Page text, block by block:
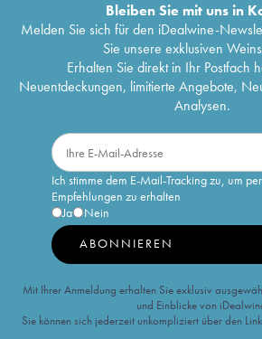
Bleiben Sie mit uns in
Melden Sie sich für den iDealwine-
Sie unsere exklusiven
Erhalten Sie direkt in Ihr Postfach
Neuentdeckungen, limitierte Angebote,
Analysen.
Ich stimme dem E-Mail-Tracking zu, um
Empfehlungen zu erhalten
Ja
Nein
ABONNIEREN
Mit Ihrer Anmeldung erhalten Sie exklusiv
und Einblicke von
Sie können sich jederzeit unkompliziert über den